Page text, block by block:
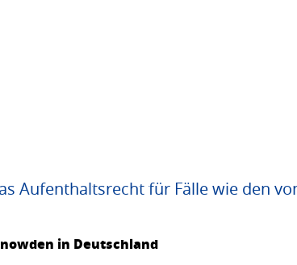
Aufenthaltsrecht für Fälle wie den
in Deutschland